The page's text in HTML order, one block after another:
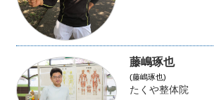
藤嶋琢也
(藤嶋琢也)
たくや整体院